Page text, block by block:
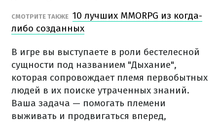
СМОТРИТЕ ТАКЖЕ 10 лучших MMORPG из когда-
либо созданных
В игре вы выступаете в роли бестелесной
сущности под названием "Дыхание",
которая сопровождает племя первобытных
людей в их поиске утраченных знаний.
Ваша задача — помогать племени
выживать и продвигаться вперед,